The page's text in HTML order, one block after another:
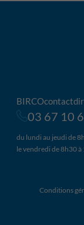
03 67 10
du lundi au jeudi de
le vendredi de 8h30
Conditions